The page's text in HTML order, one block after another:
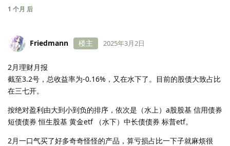
长债就更不用说了。看年后能不能止跌吧。
Cauch，南七第一深情
1 个月后
Friedmann 楼主 2025年3月2日